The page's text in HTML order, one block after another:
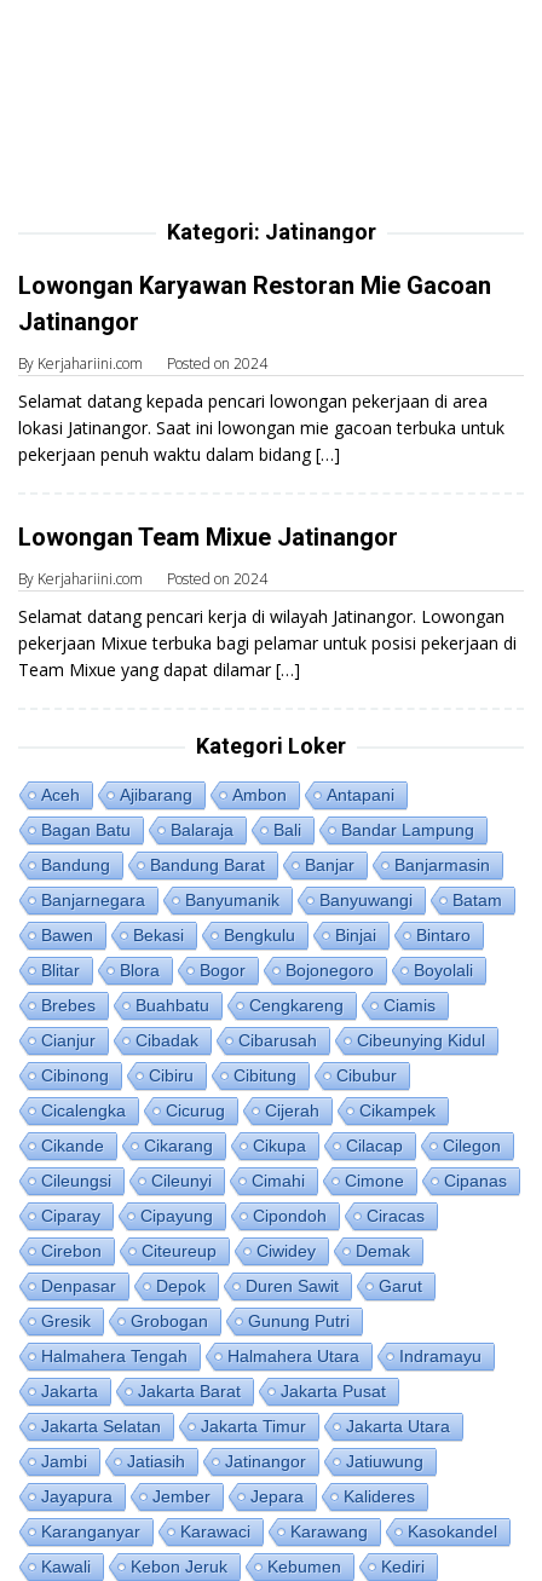
Kategori: Jatinangor
Lowongan Karyawan Restoran Mie Gacoan
Jatinangor
By Kerjahariini.com Posted on 2024
Selamat datang kepada pencari lowongan pekerjaan di area
lokasi Jatinangor. Saat ini lowongan mie gacoan terbuka untuk
pekerjaan penuh waktu dalam bidang […]
Lowongan Team Mixue Jatinangor
By Kerjahariini.com Posted on 2024
Selamat datang pencari kerja di wilayah Jatinangor. Lowongan
pekerjaan Mixue terbuka bagi pelamar untuk posisi pekerjaan di
Team Mixue yang dapat dilamar […]
Kategori Loker
Aceh Ajibarang Ambon
Antapani
Bagan Batu
Balaraja Bali
Bandar Lampung
Bandung
Bandung Barat Banjar
Banjarmasin
Banjarnegara
Banyumanik Banyuwangi
Batam
Bawen
Bekasi Bengkulu Binjai
Bintaro
Blitar
Blora Bogor Bojonegoro
Boyolali
Brebes
Buahbatu Cengkareng
Ciamis
Cianjur
Cibadak Cibarusah
Cibeunying Kidul
Cibinong
Cibiru Cibitung
Cibubur
Cicalengka
Cicurug Cijerah
Cikampek
Cikande
Cikarang Cikupa Cilacap
Cilegon
Cileungsi
Cileunyi Cimahi Cimone
Cipanas
Ciparay
Cipayung Cipondoh
Ciracas
Cirebon
Citeureup Ciwidey
Demak
Denpasar
Depok Duren Sawit
Garut
Gresik
Grobogan
Gunung Putri
Halmahera Tengah
Halmahera Utara
Indramayu
Jakarta
Jakarta Barat
Jakarta Pusat
Jakarta Selatan
Jakarta Timur
Jakarta Utara
Jambi
Jatiasih Jatinangor
Jatiuwung
Jayapura
Jember Jepara
Kalideres
Karanganyar
Karawaci Karawang
Kasokandel
Kawali
Kebon Jeruk Kebumen
Kediri